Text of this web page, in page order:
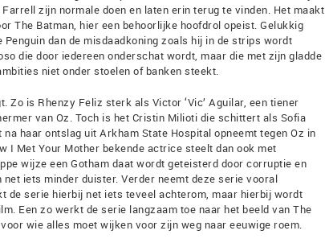
zijn normale doen en laten erin terug te vinden. Het maakt
The Batman, hier een behoorlijke hoofdrol opeist. Gelukkig
dan de misdaadkoning zoals hij in de strips wordt
die door iedereen onderschat wordt, maar die met zijn gladde
niet onder stoelen of banken steekt.
is Rhenzy Feliz sterk als Victor ‘Vic’ Aguilar, een tiener
van Oz. Toch is het Cristin Milioti die schittert als Sofia
haar ontslag uit Arkham State Hospital opneemt tegen Oz in
I Met Your Mother bekende actrice steelt dan ook met
wijze een Gotham daat wordt geteisterd door corruptie en
iets minder duister. Verder neemt deze serie vooral
de serie hierbij net iets teveel achterom, maar hierbij wordt
Een zo werkt de serie langzaam toe naar het beeld van The
wie alles moet wijken voor zijn weg naar eeuwige roem.